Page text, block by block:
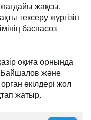
жақсы.
тексеру жүргізіп
баспасөз
оқиға орнында
және
өкілдері жол
жатыр.